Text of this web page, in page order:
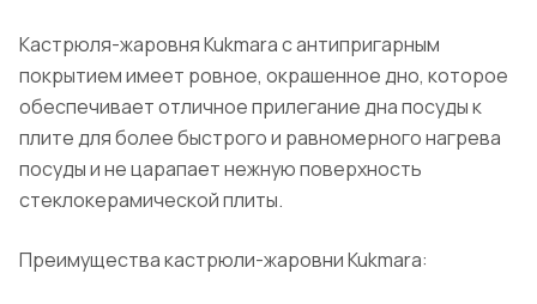
Кастрюля-жаровня Kukmara с антипригарным
покрытием имеет ровное, окрашенное дно, которое
обеспечивает отличное прилегание дна посуды к
плите для более быстрого и равномерного нагрева
посуды и не царапает нежную поверхность
стеклокерамической плиты.
Преимущества кастрюли-жаровни Kukmara: